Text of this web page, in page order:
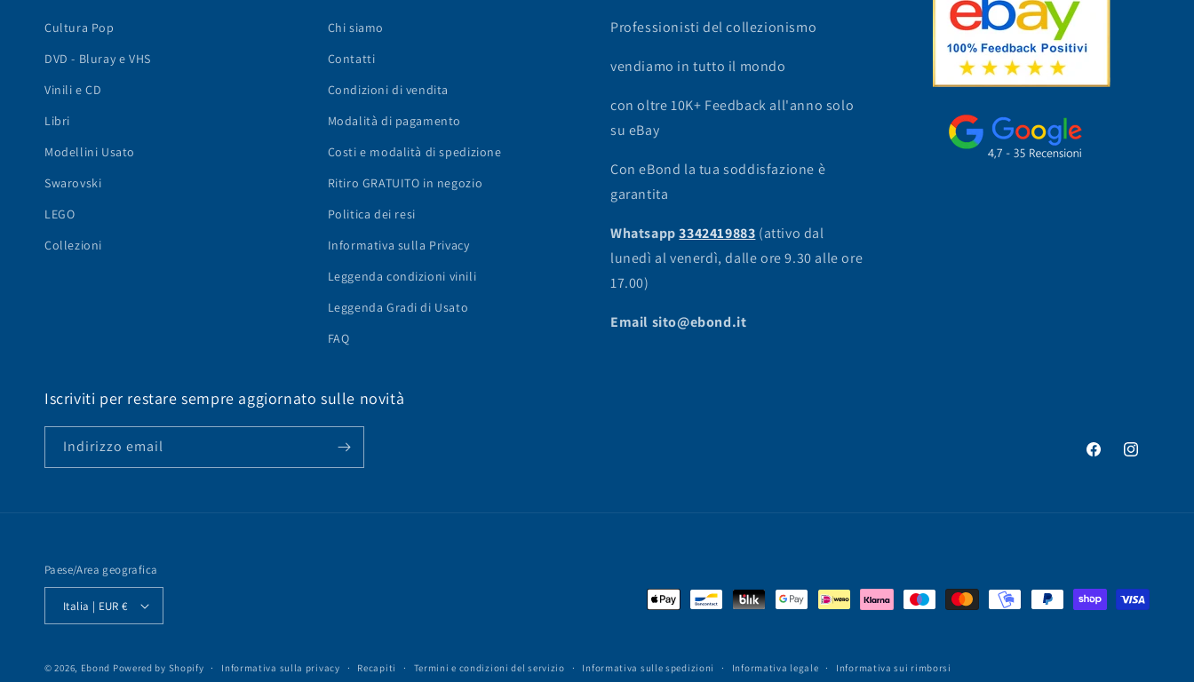
Cultura Pop
DVD - Bluray e VHS
Vinili e CD
Libri
Modellini Usato
Swarovski
LEGO
Collezioni
Chi siamo
Contatti
Condizioni di vendita
Modalità di pagamento
Costi e modalità di spedizione
Ritiro GRATUITO in negozio
Politica dei resi
Informativa sulla Privacy
Leggenda condizioni vinili
Leggenda Gradi di Usato
FAQ
Professionisti del collezionismo
vendiamo in tutto il mondo
con oltre 10K+ Feedback all'anno solo
su eBay
Con eBond la tua soddisfazione è
garantita
Whatsapp3342419883 (attivo dal
lunedì al venerdì, dalle ore 9.30 alle ore
17.00)
Email sito@ebond.it
Iscriviti per restare sempre aggiornato sulle novità
Indirizzo email
FacebookInstagram
Paese/Area geografica
Italia | EUR €
Metodi
© 2026, Ebond Powered by Shopify Informativa sulla privacy Recapiti Termini e condizioni del servizio Informativa sulle spedizioni Informativa legale Informativa sui rimborsi